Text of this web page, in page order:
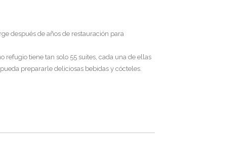
después de años de restauración para
refugio tiene tan solo 55 suites, cada una de ellas
prepararle deliciosas bebidas y cócteles.